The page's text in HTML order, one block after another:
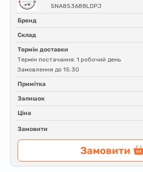
5NA853688LDPJ
Бренд
Склад
Термін доставки
Термін постачання: 1 робочий день
Замовлення до 15:30
Примітка
Залишок
Ціна
Замовити
Замовити